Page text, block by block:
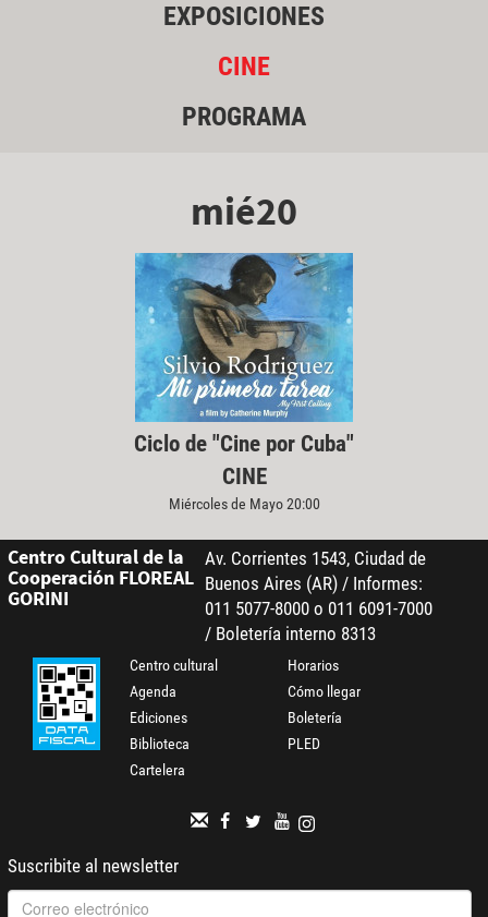
EXPOSICIONES
CINE
PROGRAMA
mié20
Ciclo de "Cine por Cuba"
CINE
Miércoles de Mayo 20:00
Centro Cultural de la
Cooperación FLOREAL
GORINI
Av. Corrientes 1543, Ciudad de
Buenos Aires (AR) / Informes:
011 5077-8000 o 011 6091-7000
/ Boletería interno 8313
Centro cultural
Agenda
Ediciones
Biblioteca
Cartelera
Horarios
Cómo llegar
Boletería
PLED
Suscribite al newsletter